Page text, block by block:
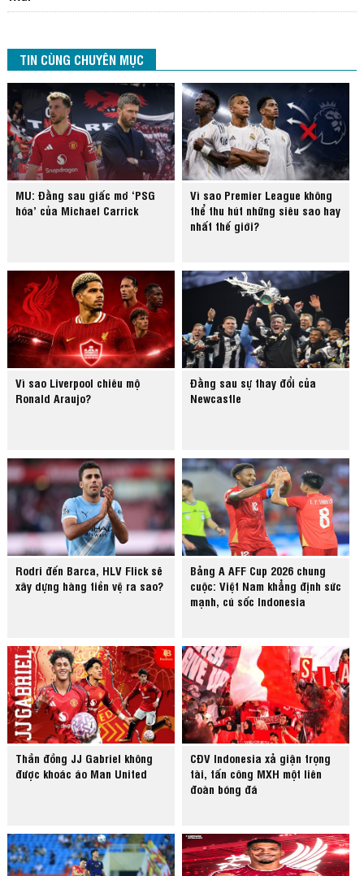
TIN CÙNG CHUYÊN MỤC
MU: Đằng sau giấc mơ ‘PSG
hóa’ của Michael Carrick
Vì sao Premier League không
thể thu hút những siêu sao hay
nhất thế giới?
Vì sao Liverpool chiêu mộ
Ronald Araujo?
Đằng sau sự thay đổi của
Newcastle
Rodri đến Barca, HLV Flick sẽ
xây dựng hàng tiền vệ ra sao?
Bảng A AFF Cup 2026 chung
cuộc: Việt Nam khẳng định sức
mạnh, cú sốc Indonesia
Thần đồng JJ Gabriel không
được khoác áo Man United
CĐV Indonesia xả giận trọng
tài, tấn công MXH một liên
đoàn bóng đá